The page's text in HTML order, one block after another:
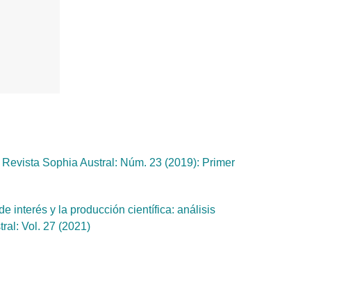
Revista Sophia Austral: Núm. 23 (2019): Primer
interés y la producción científica: análisis
Vol. 27 (2021)